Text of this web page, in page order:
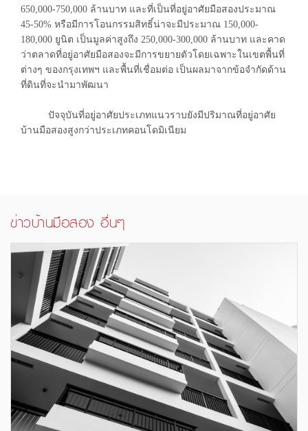
650,000-750,000 ล้านบาท และที่เป็นที่อยู่อาศัยมือสองประมาณ
45-50% หรือมีการโอนกรรมสิทธิ์น่าจะมีประมาณ 150,000-
180,000 ยูนิต เป็นมูลค่าสูงถึง 250,000-300,000 ล้านบาท และคาด
ว่าตลาดที่อยู่อาศัยมือสองจะมีการขยายตัวโดยเฉพาะในเขตพื้นที่
ต่างๆ ของกรุงเทพฯ และพื้นที่เชื่อมต่อ เป็นผลมาจากข้อจำกัดด้าน
ที่ดินที่จะนำมาพัฒนา
ปัจจุบันที่อยู่อาศัยประเภทแนวราบยังมีปริมาณที่อยู่อาศัย
บ้านมือสองสูงกว่าประเภทคอนโดมิเนียม
ข่าวบ้านมือสอง อื่นๆ